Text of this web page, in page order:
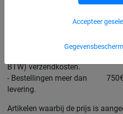
Accepteer
BTW) verzendkosten.
BTW) verzendkosten.
BTW) verzendkosten.
- Bestellingen meer dan 750€
levering.
Artikelen waarbij de prijs is